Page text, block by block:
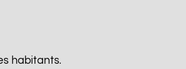
habitants.